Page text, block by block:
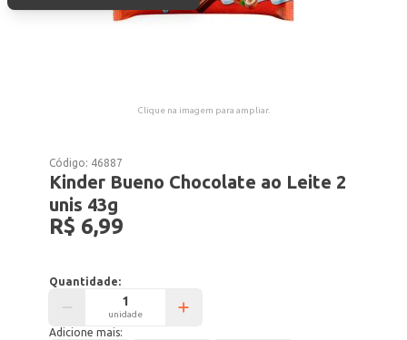
Clique na imagem para ampliar.
Código: 46887
Kinder Bueno Chocolate ao Leite 2
unis 43g
R$ 6,99
Quantidade:
unidade
Adicione mais: